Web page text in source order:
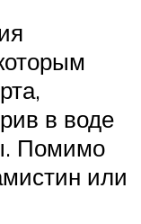
в воде
Помимо
или